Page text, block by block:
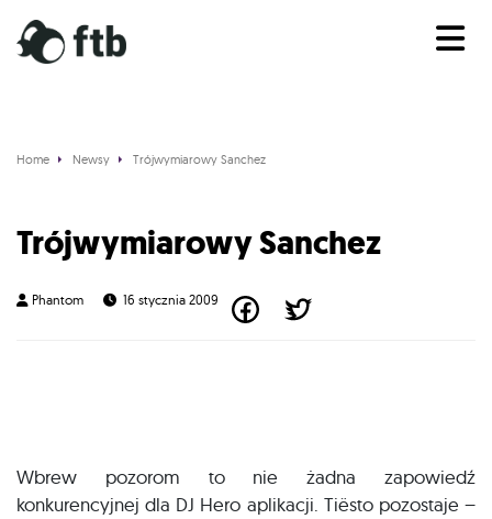
Home Newsy Trójwymiarowy Sanchez
Trójwymiarowy Sanchez
Phantom 16 stycznia 2009
Wbrew pozorom to nie żadna zapowiedź
konkurencyjnej dla DJ Hero aplikacji. Tiësto pozostaje –